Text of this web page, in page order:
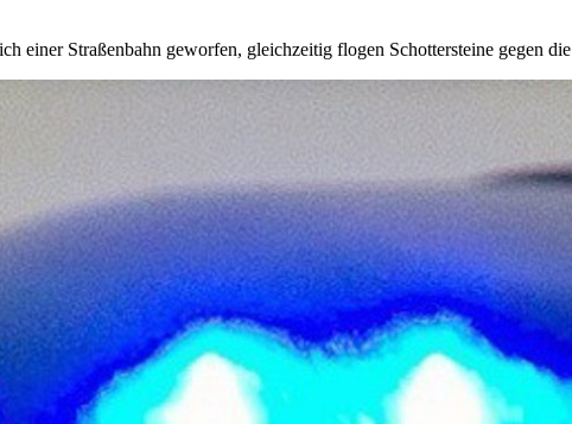
einer Straßenbahn geworfen, gleichzeitig flogen Schottersteine gegen